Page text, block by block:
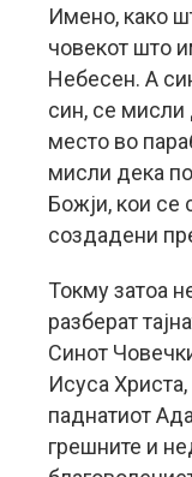
Имено, како
човекот што
Небесен. А
син, се мисли
место во
мисли дека
Божји, кои се
создадени
Токму затоа
разберат
Синот
Исуса
паднатиот
грешните и